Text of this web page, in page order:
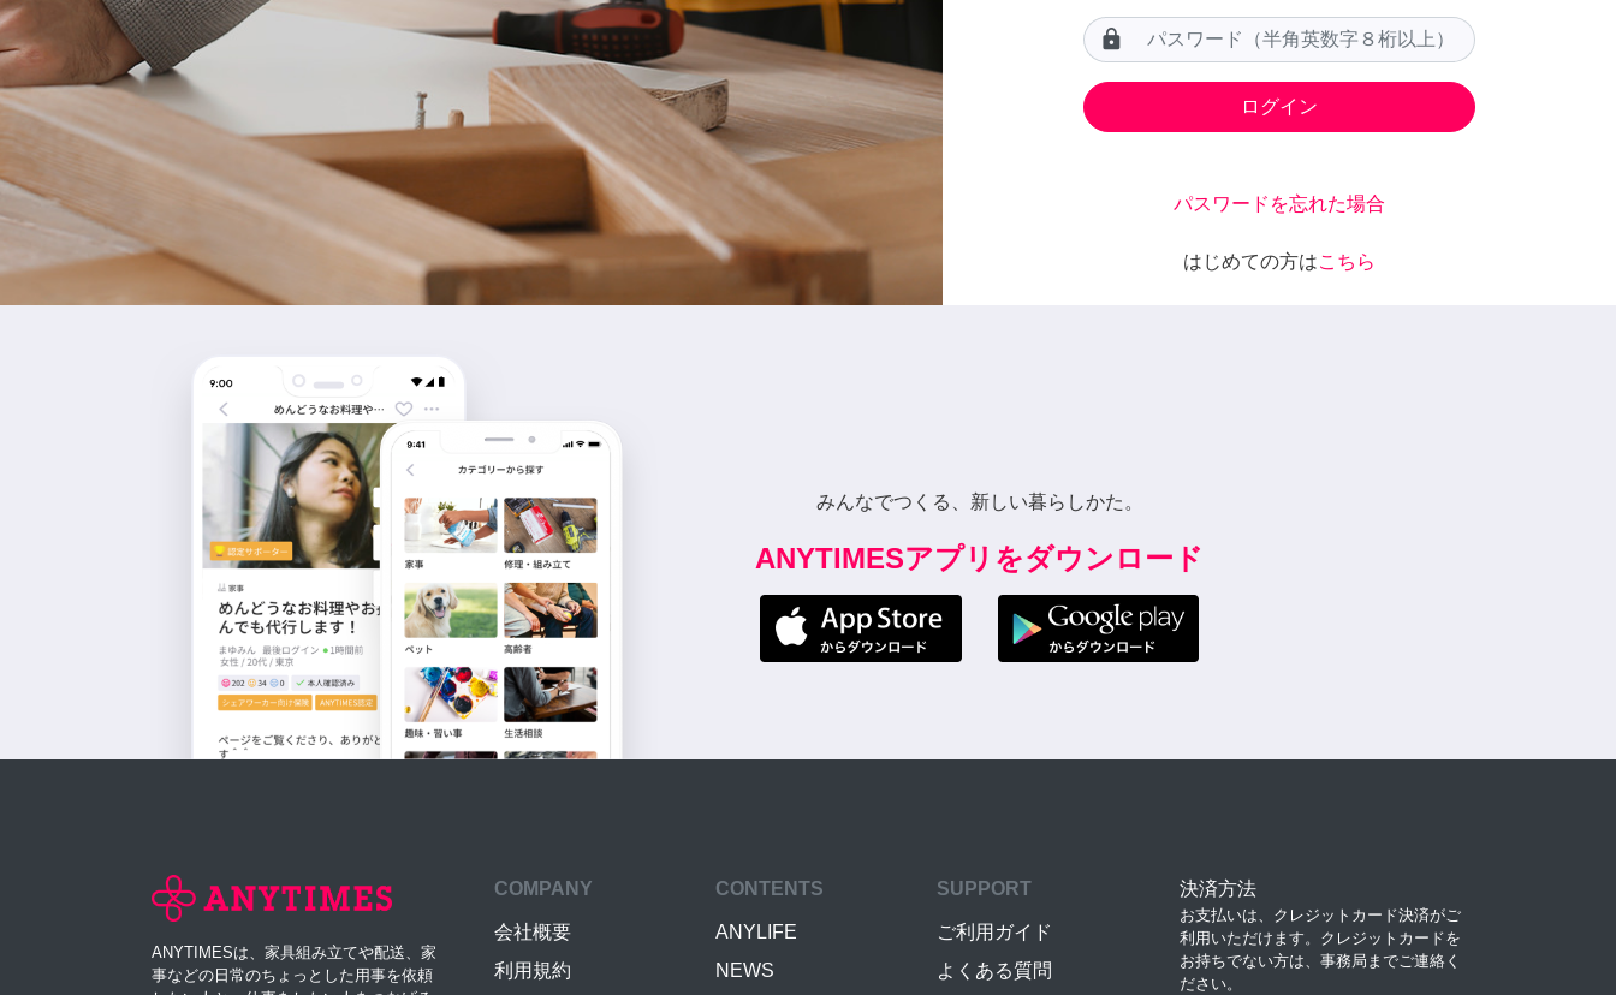
lock
パスワードを忘れた場合
はじめての方はこちら
みんなでつくる、新しい暮らしかた。
ANYTIMESアプリをダウンロード
ANYTIMESは、家具組み立てや配送、家
事などの日常のちょっとした用事を依頼
COMPANY
会社概要
利用規約
CONTENTS
ANYLIFE
NEWS
SUPPORT
ご利用ガイド
よくある質問
決済方法
お支払いは、クレジットカード決済がご
利用いただけます。クレジットカードを
お持ちでない方は、事務局までご連絡く
ださい。